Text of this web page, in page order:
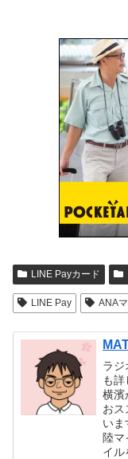
LINE Payカード
LINE Pay ANA
ラジ
も詳
横濱
おス
いま
陸マ
イル